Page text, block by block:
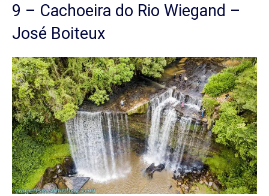
9 – Cachoeira do Rio Wiegand –
José Boiteux